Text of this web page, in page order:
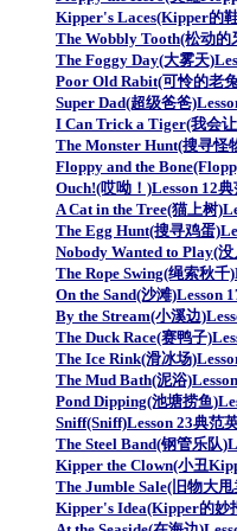
Kipper's Laces(Kipper的
The Wobbly Tooth(松动的
The Foggy Day(大雾天
Poor Old Rabit(可怜的老
Super Dad(超级爸爸
I Can Trick a Tiger(我会
The Monster Hunt(搜寻怪
Floppy and the
Ouch!(哎呦！)Lesson 12
A Cat in the Tree(猫上树
The Egg Hunt(搜寻鸡蛋
Nobody Wanted to Play(
The Rope Swing(绳索秋
On the Sand(沙滩)Lesson
By the Stream(小溪边
The Duck Race(赛鸭子
The Ice Rink(滑冰场
The Mud Bath(泥浴
Pond Dipping(池塘捞鱼
Sniff(Sniff)Lesson 23典范
The Steel Band(钢管乐队
Kipper the Clown(小丑
The Jumble Sale(旧物大
Kipper's Idea(Kipper的妙